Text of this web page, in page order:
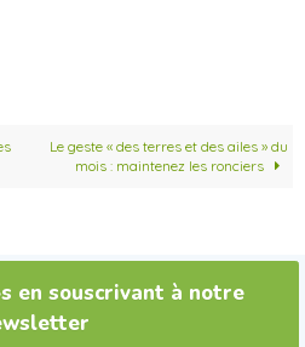
Le geste « des terres et des ailes » du
mois : maintenez les ronciers
en souscrivant à notre